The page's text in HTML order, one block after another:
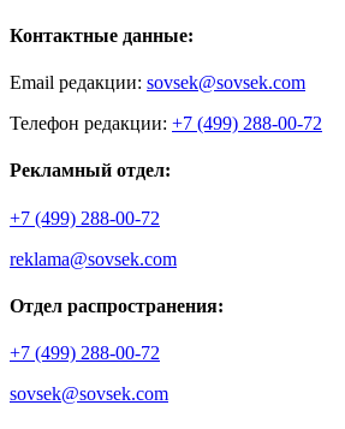
Контактные данные:
Email редакции: sovsek@sovsek.com
Телефон редакции: +7 (499) 288-00-72
Рекламный отдел:
+7 (499) 288-00-72
reklama@sovsek.com
Отдел распространения:
+7 (499) 288-00-72
sovsek@sovsek.com